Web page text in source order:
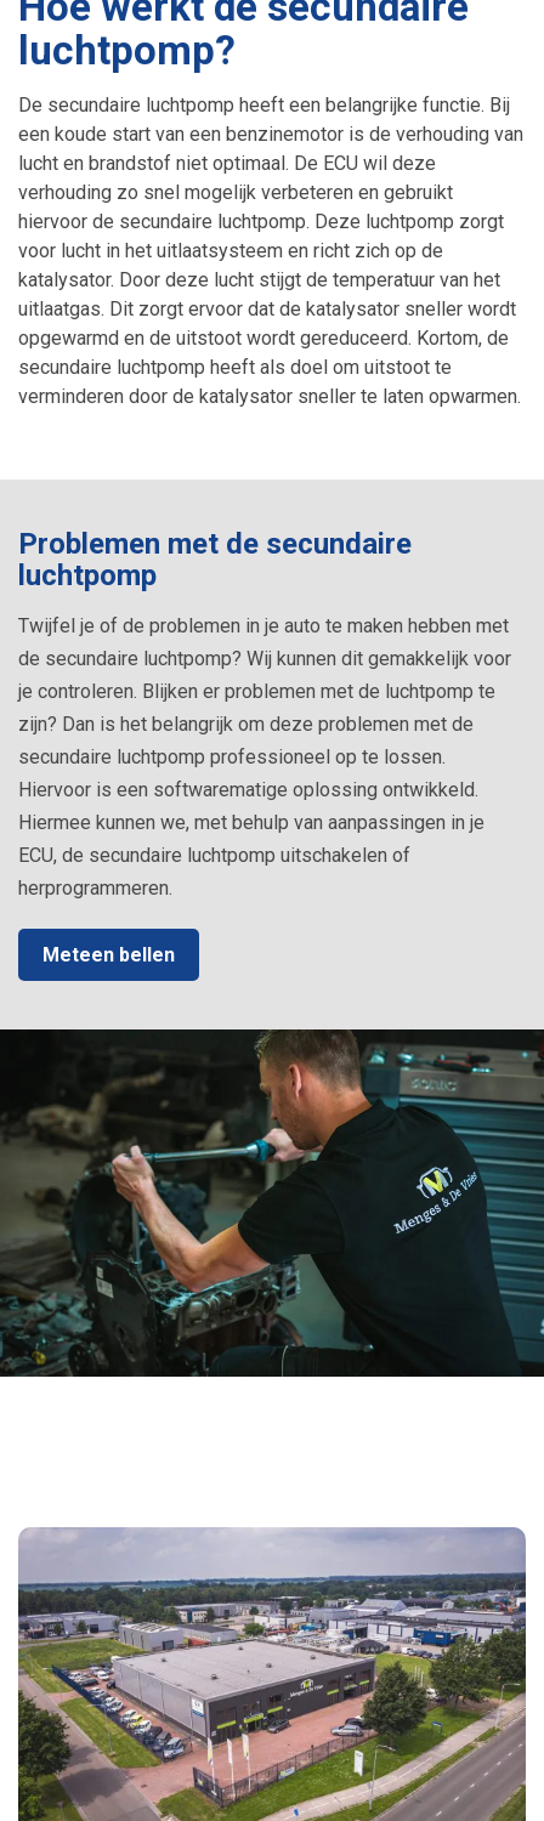
luchtpomp?
De secundaire luchtpomp heeft een belangrijke functie. Bij
een koude start van een benzinemotor is de verhouding van
lucht en brandstof niet optimaal. De ECU wil deze
verhouding zo snel mogelijk verbeteren en gebruikt
hiervoor de secundaire luchtpomp. Deze luchtpomp zorgt
voor lucht in het uitlaatsysteem en richt zich op de
katalysator. Door deze lucht stijgt de temperatuur van het
uitlaatgas. Dit zorgt ervoor dat de katalysator sneller wordt
opgewarmd en de uitstoot wordt gereduceerd. Kortom, de
secundaire luchtpomp heeft als doel om uitstoot te
verminderen door de katalysator sneller te laten opwarmen.
Problemen met de secundaire
luchtpomp
Twijfel je of de problemen in je auto te maken hebben met
de secundaire luchtpomp? Wij kunnen dit gemakkelijk voor
je controleren. Blijken er problemen met de luchtpomp te
zijn? Dan is het belangrijk om deze problemen met de
secundaire luchtpomp professioneel op te lossen.
Hiervoor is een softwarematige oplossing ontwikkeld.
Hiermee kunnen we, met behulp van aanpassingen in je
ECU, de secundaire luchtpomp uitschakelen of
herprogrammeren.
Meteen bellen
Banden
Hybride en elektrische auto’s
Granulaatreiniging
Airco onderhoud
Toerenbegrenzer
Snelheidsbegrenzer
V-max Uitschakelen